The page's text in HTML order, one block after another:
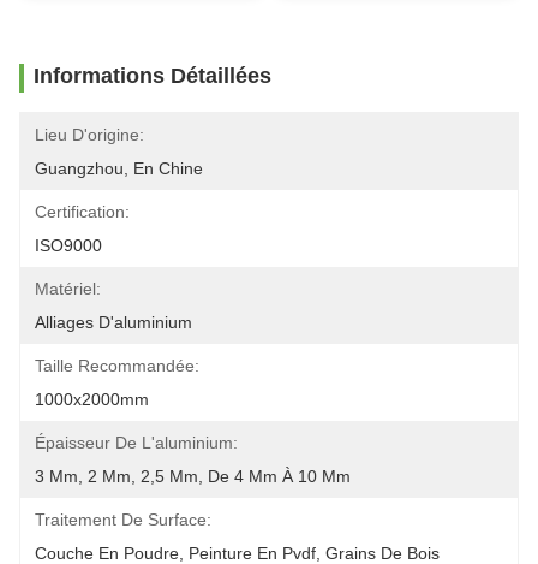
Informations Détaillées
Lieu D'origine:
Guangzhou, En Chine
Certification:
ISO9000
Matériel:
Alliages D'aluminium
Taille Recommandée:
1000x2000mm
Épaisseur De L'aluminium:
3 Mm, 2 Mm, 2,5 Mm, De 4 Mm À 10 Mm
Traitement De Surface:
Couche En Poudre, Peinture En Pvdf, Grains De Bois